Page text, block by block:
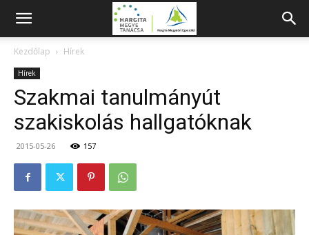
Kezdőlap Hírek
Hírek
Szakmai tanulmányút
szakiskolás hallgatóknak
2015-05-26 157